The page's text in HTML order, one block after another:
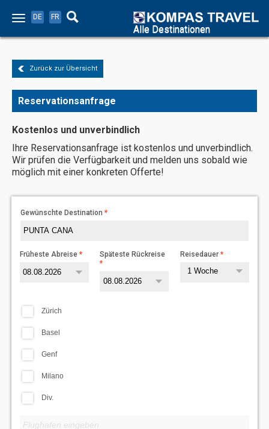
DE FR
Alle Destinationen
Zurück zur Übersicht
Reservationsanfrage
Kostenlos und unverbindlich
Ihre Reservationsanfrage ist kostenlos und unverbindlich.
Wir prüfen die Verfügbarkeit und melden uns sobald wie
möglich mit einer konkreten Offerte!
Gewünschte Destination
Früheste Abreise Späteste Rückreise Reisedauer
1 Woche
Zürich
Basel
Genf
Milano
Div.